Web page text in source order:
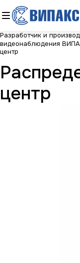
Разработчик и
видеонаблюдения
центр
центр